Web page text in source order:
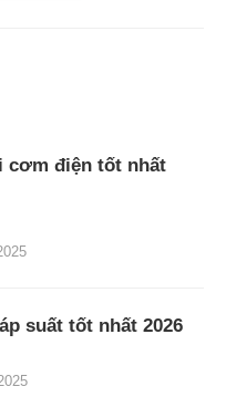
cơm điện tốt nhất
suất tốt nhất 2026